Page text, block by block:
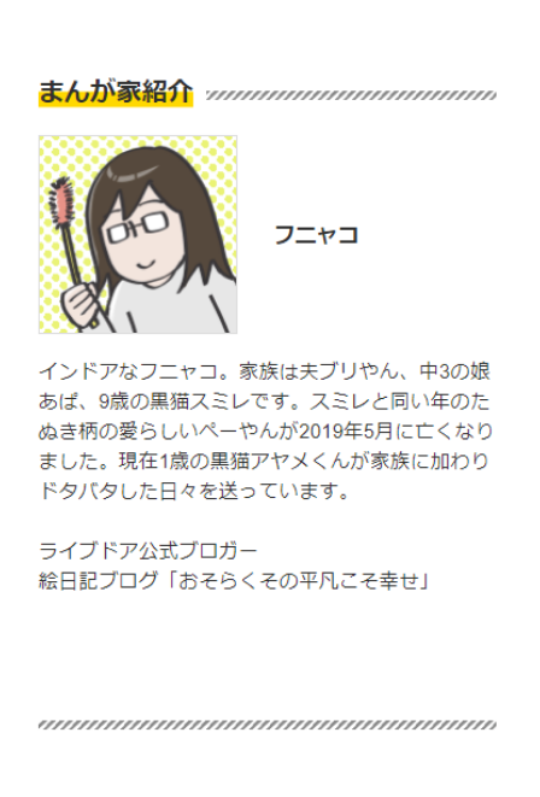
pecodogs
いぬ部をフォロー
アプリをダウンロードする